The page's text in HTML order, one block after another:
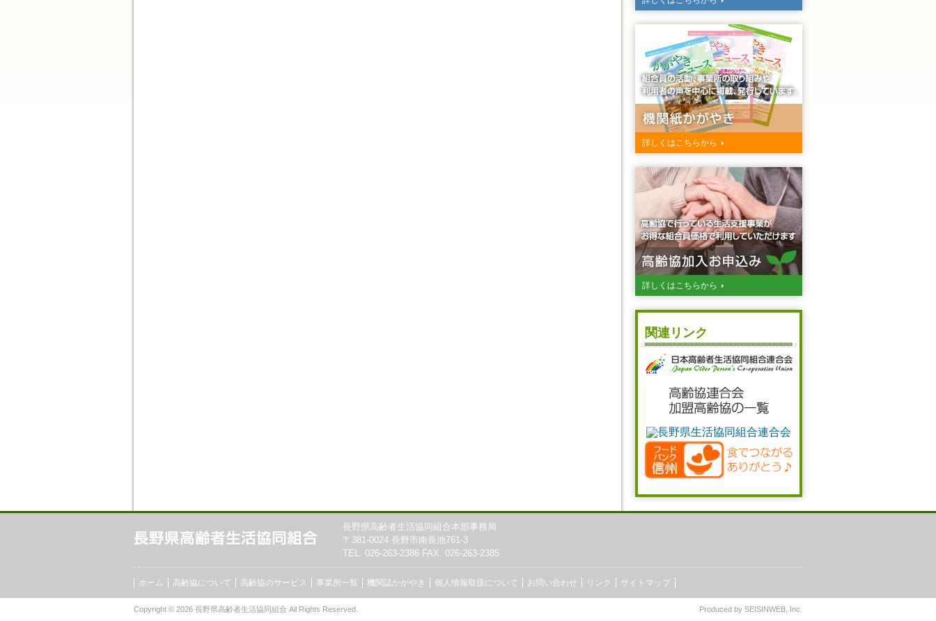
詳しくはこちらから
詳しくはこちらから
関連リンク
長野県高齢者生活協同組合本部事務局
〒381-0024 長野市南長池761-3
TEL. 026-263-2386 FAX. 026-263-2385
ホーム 高齢協について 高齢協のサービス 事業所一覧 機関誌かがやき 個人情報取扱について お問い合わせ リンク サイトマップ
Produced by SEISINWEB , Inc.
Copyright © 2026 長野県高齢者生活協同組合 All Rights Reserved.